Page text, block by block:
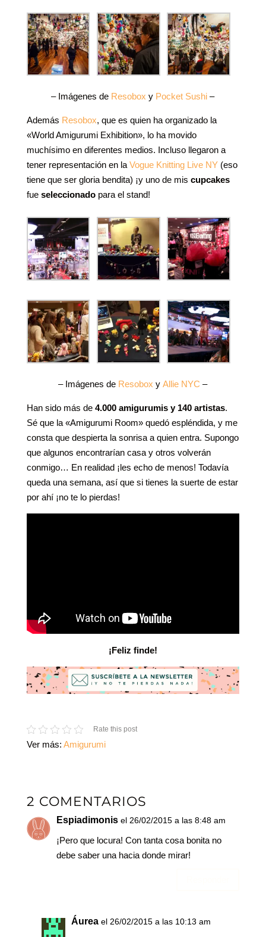
– Imágenes de Resobox y Pocket Sushi –
Además Resobox, que es quien ha organizado la
«World Amigurumi Exhibition», lo ha movido
muchísimo en diferentes medios. Incluso llegaron a
tener representación en laVogue Knitting Live NY(eso
tiene que ser gloria bendita) ¡y uno de mis cupcakes
fue seleccionadopara el stand!
– Imágenes de Resobox yAllie NYC –
Han sido más de4.000 amigurumis y 140 artistas.
Sé que la «Amigurumi Room» quedó espléndida, y me
consta que despierta la sonrisa a quien entra. Supongo
que algunos encontrarían casa y otros volverán
conmigo… En realidad ¡les echo de menos! Todavía
queda una semana, así que si tienes la suerte de estar
por ahí ¡no te lo pierdas!
¡Feliz finde!
Rate this post
Ver más: Amigurumi
2 COMENTARIOS
Espiadimonis el 26/02/2015 a las 8:48 am
¡Pero que locura! Con tanta cosa bonita no
debe saber una hacia donde mirar!
Áurea el 26/02/2015 a las 10:13 am